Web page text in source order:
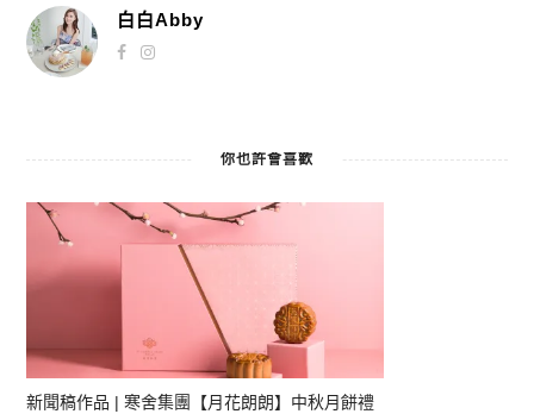
白白Abby
你也許會喜歡
新聞稿作品 | 寒舍集團【月花朗朗】中秋月餅禮